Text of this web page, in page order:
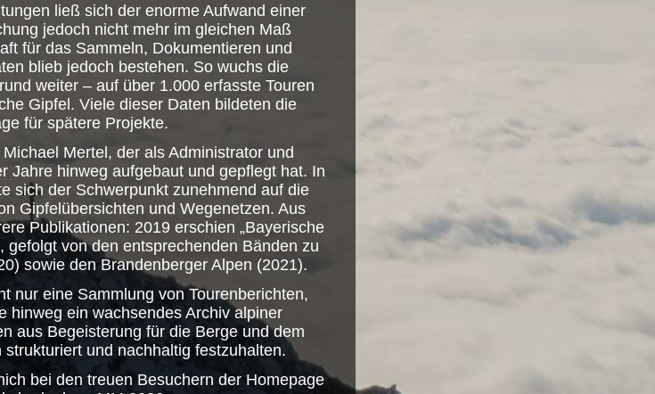
ließ sich der enorme Aufwand einer
jedoch nicht mehr im gleichen Maß
für das Sammeln, Dokumentieren und
blieb jedoch bestehen. So wuchs die
weiter – auf über 1.000 erfasste Touren
Gipfel. Viele dieser Daten bildeten die
für spätere Projekte.
Mertel, der als Administrator und
Jahre hinweg aufgebaut und gepflegt hat. In
sich der Schwerpunkt zunehmend auf die
Gipfelübersichten und Wegenetzen. Aus
Publikationen: 2019 erschien „Bayerische
gefolgt von den entsprechenden Bänden zu
sowie den Brandenberger Alpen (2021).
nur eine Sammlung von Tourenberichten,
hinweg ein wachsendes Archiv alpiner
aus Begeisterung für die Berge und dem
und nachhaltig festzuhalten.
bei den treuen Besuchern der Homepage